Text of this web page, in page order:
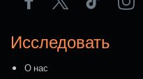
Исследовать
О нас